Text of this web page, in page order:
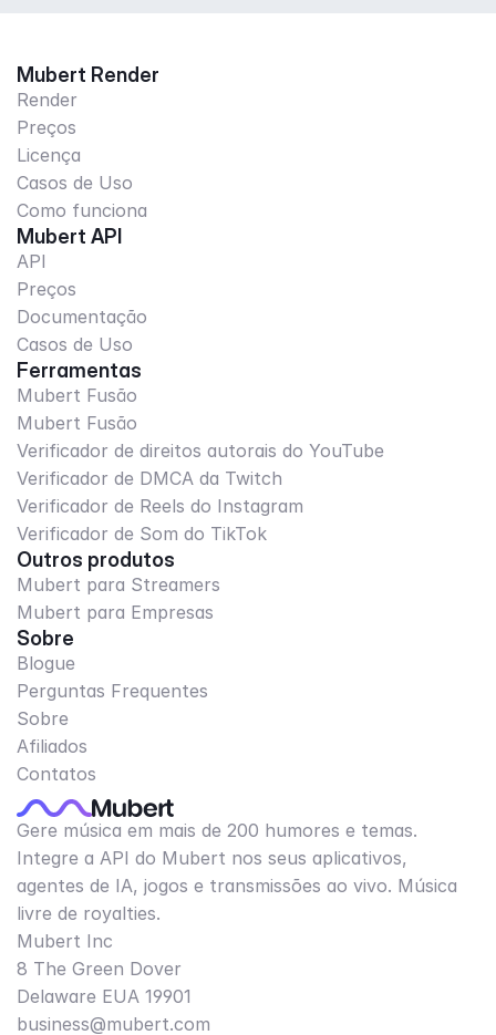
Mubert Render
Render
Preços
Licença
Casos de Uso
Como funciona
Mubert API
API
Preços
Documentação
Casos de Uso
Ferramentas
Mubert Fusão
Mubert Fusão
Verificador de direitos autorais do YouTube
Verificador de DMCA da Twitch
Verificador de Reels do Instagram
Verificador de Som do TikTok
Outros produtos
Mubert para Streamers
Mubert para Empresas
Sobre
Blogue
Perguntas Frequentes
Sobre
Afiliados
Contatos
Gere música em mais de 200 humores e temas.
Integre a API do Mubert nos seus aplicativos,
agentes de IA, jogos e transmissões ao vivo. Música
livre de royalties.
Mubert Inc
8 The Green Dover
Delaware EUA 19901​
business@mubert.com